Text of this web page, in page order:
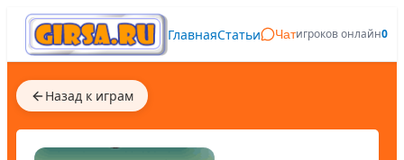
ГлавнаяСтатьи Чатигроков онлайн0
Назад к играм